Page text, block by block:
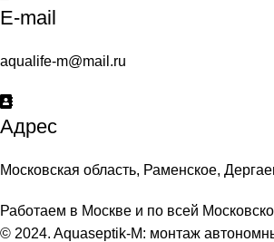
E-mail
aqualife-m@mail.ru
Адрес
Московская область, Раменское,
Работаем в Москве и по всей
© 2024. Aquaseptik-M: монтаж